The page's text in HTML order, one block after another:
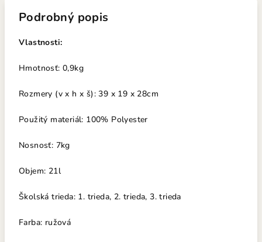
Podrobný popis
Vlastnosti:
Hmotnosť: 0,9kg
Rozmery (v x h x š): 39 x 19 x 28cm
Použitý materiál: 100% Polyester
Nosnosť: 7kg
Objem: 21l
Školská trieda: 1. trieda, 2. trieda, 3. trieda
Farba: ružová